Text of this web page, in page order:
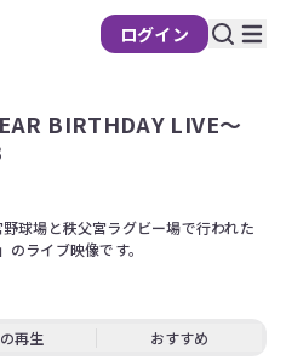
ログイン
BIRTHDAY LIVE〜
球場と秩父宮ラグビー場で行われた
のライブ映像です。
再生 おすすめ